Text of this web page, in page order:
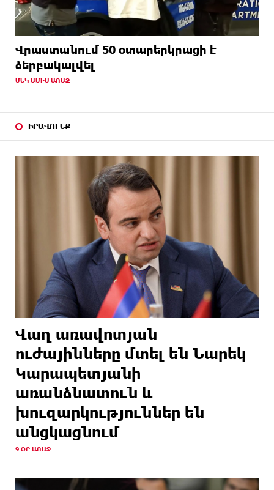
Վրաստանում 50 օտարերկրացի է
ձերբակալվել
ՄԵԿ ԱՄԻՍ ԱՌԱՋ
ԻՐԱՎՈՒՆՔ
Վաղ առավոտյան
ուժայինները մտել են Նարեկ
Կարապետյանի
առանձնատուն և
խուզարկություններ են
անցկացնում
9 ՕՐ ԱՌԱՋ